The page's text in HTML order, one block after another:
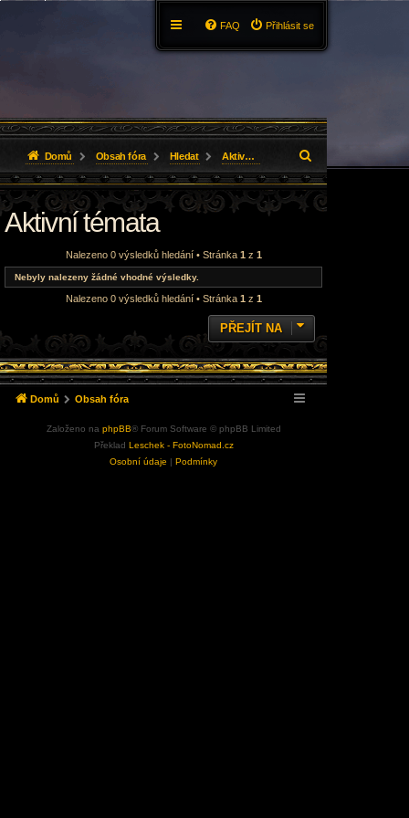
Přihlásit se
FAQ
Domů Obsah fóra Hledat Aktivní témata
l
e
Aktivní témata
Nalezeno 0 výsledků hledání • Stránka 1 z 1
Nebyly nalezeny žádné vhodné výsledky.
Nalezeno 0 výsledků hledání • Stránka 1 z 1
PŘEJÍT NA
Domů Obsah fóra
Založeno na phpBB® Forum Software © phpBB Limited
Překlad Leschek - FotoNomad.cz
Osobní údaje |Podmínky